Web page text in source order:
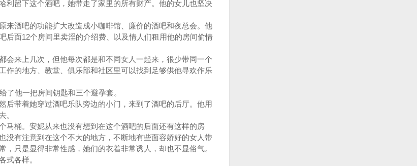
利留下这个酒吧，她带走了家里的所有财产。他的女儿也坚决
酒吧的功能扩大改造成小咖啡馆、廉价的酒吧和夜总会。他
后面12个房间里卖淫的介绍费、以及情人们租用他的房间偷情
来上几次，但他每次都是和不同女人一起来，很少带同一个
作的地方、教堂、俱乐部和社区里可以找到足够供他寻欢作乐
他一把房间钥匙和三个避孕套。
带着她穿过酒吧乐队旁边的小门，来到了酒吧的后厅。他用
。
桶。安妮从来也没有想到在这个酒吧的后面还有这样的房
没有注意到在这个不大的地方，不断地有些面容娇好的女人带
只是显得非常性感，她们的衣着非常诱人，却也不显俗气。
式各样。